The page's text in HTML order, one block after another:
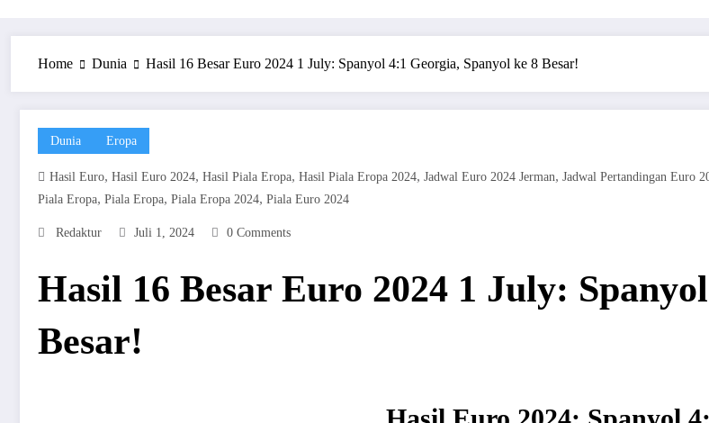
Home Dunia Hasil 16 Besar Euro 2024 1 July: Spanyol 4:1 Georgia, Spanyol ke 8 Besar!
Dunia Eropa
Hasil Euro, Hasil Euro 2024, Hasil Piala Eropa, Hasil Piala Eropa 2024, Jadwal Euro 2024 Jerman, Jadwal Pertandingan Euro
Piala Eropa, Piala Eropa, Piala Eropa 2024, Piala Euro 2024
Redaktur Juli 1, 2024 0 Comments
Hasil 16 Besar Euro 2024 1 July:
Besar!